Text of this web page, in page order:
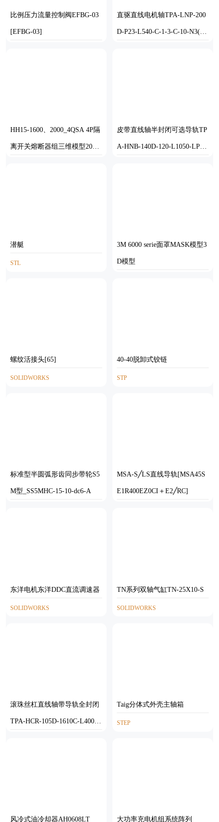
比例压力流量控制阀EFBG-03
[EFBG-03]
直驱直线电机轴TPA-LNP-200
D-P23-L540-C-1-3-C-10-N3(磁
HH15-1600、2000_4QSA 4P隔
离开关熔断器组三维模型2021
皮带直线轴半封闭可选导轨TP
A-HNB-140D-120-L1050-LP-Y-
潜艇
STL
3M 6000 serie面罩MASK模型3
D模型
螺纹活接头[65]
SOLIDWORKS
40-40脱卸式铰链
STP
标准型半圆弧形齿同步带轮S5
M型_SS5MHC-15-10-dc6-A
MSA-S╱LS直线导轨[MSA45S
E1R400EZ0CI＋E2╱RC]
东洋电机东洋DDC直流调速器
SOLIDWORKS
TN系列双轴气缸TN-25X10-S
SOLIDWORKS
滚珠丝杠直线轴带导轨全封闭
TPA-HCR-105D-1610C-L400-
Taig分体式外壳主轴箱
STEP
风冷式油冷却器AH0608LT 大功率充电机组系统阵列